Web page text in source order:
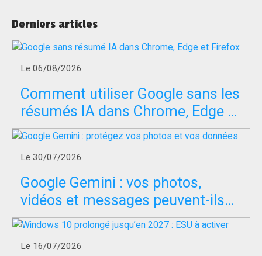
Derniers articles
Le 06/08/2026
Comment utiliser Google sans les
résumés IA dans Chrome, Edge et
Firefox ?
Le 30/07/2026
Google Gemini : vos photos,
vidéos et messages peuvent-ils
servir à entraîner l’IA ?
Le 16/07/2026